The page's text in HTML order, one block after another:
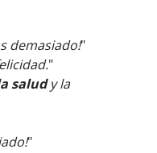
demasiado!"
"
saludy la
"